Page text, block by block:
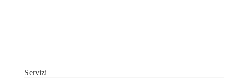
Servizi